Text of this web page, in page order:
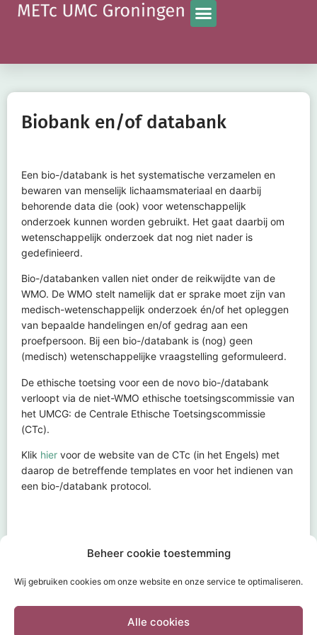
Beheer cookie toestemming
Wij gebruiken cookies om onze website en onze service te optimaliseren.
Alle cookies
Biobank en/of databank
Een bio-/databank is het systematische verzamelen en
bewaren van menselijk lichaamsmateriaal en daarbij
behorende data die (ook) voor wetenschappelijk
onderzoek kunnen worden gebruikt. Het gaat daarbij om
wetenschappelijk onderzoek dat nog niet nader is
gedefinieerd.
Bio-/databanken vallen niet onder de reikwijdte van de
WMO. De WMO stelt namelijk dat er sprake moet zijn van
medisch-wetenschappelijk onderzoek én/of het opleggen
van bepaalde handelingen en/of gedrag aan een
proefpersoon. Bij een bio-/databank is (nog) geen
(medisch) wetenschappelijke vraagstelling geformuleerd.
De ethische toetsing voor een de novo bio-/databank
verloopt via de niet-WMO ethische toetsingscommissie van
het UMCG: de Centrale Ethische Toetsingscommissie
(CTc).
Klik hier voor de website van de CTc (in het Engels) met
daarop de betreffende templates en voor het indienen van
een bio-/databank protocol.
Bescherming persoonsgegevens